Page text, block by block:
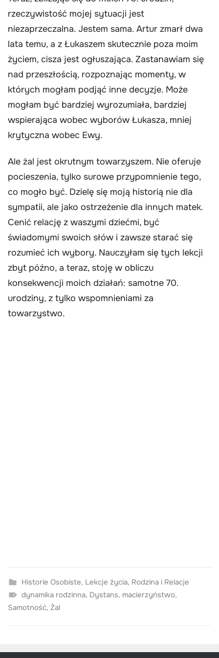
rzeczywistość mojej sytuacji jest
niezaprzeczalna. Jestem sama. Artur zmarł dwa
lata temu, a z Łukaszem skutecznie poza moim
życiem, cisza jest ogłuszająca. Zastanawiam się
nad przeszłością, rozpoznając momenty, w
których mogłam podjąć inne decyzje. Może
mogłam być bardziej wyrozumiała, bardziej
wspierająca wobec wyborów Łukasza, mniej
krytyczna wobec Ewy.
Ale żal jest okrutnym towarzyszem. Nie oferuje
pocieszenia, tylko surowe przypomnienie tego,
co mogło być. Dzielę się moją historią nie dla
sympatii, ale jako ostrzeżenie dla innych matek.
Cenić relację z waszymi dziećmi, być
świadomymi swoich słów i zawsze starać się
rozumieć ich wybory. Nauczyłam się tych lekcji
zbyt późno, a teraz, stoję w obliczu
konsekwencji moich działań: samotne 70.
urodziny, z tylko wspomnieniami za
towarzystwo.
Historie Osobiste, Lekcje życia, Rodzina i Relacje
dynamika rodzinna, Dystans, macierzyństwo,
Samotność, Żal